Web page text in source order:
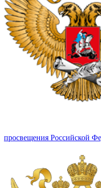
просвещения Российской